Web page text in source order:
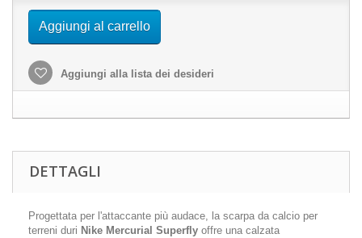
Aggiungi al carrello
Aggiungi alla lista dei desideri
DETTAGLI
Progettata per l'attaccante più audace, la scarpa da calcio per
terreni duri Nike Mercurial Superfly offre una calzata